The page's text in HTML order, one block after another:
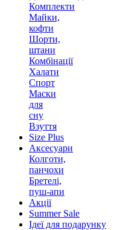
Комплекти
Майки,
кофти
Шорти,
штани
Комбінації
Халати
Спорт
Маски
для
сну
Взуття
Size Plus
Аксесуари
Колготи,
панчохи
Бретелі,
пуш-апи
Акції
Summer Sale
Ідеї для подарунку